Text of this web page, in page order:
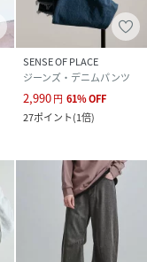
SENSE OF PLACE
ジーンズ・デニムパンツ
2,990円 61%OFF
27ポイント(1倍)